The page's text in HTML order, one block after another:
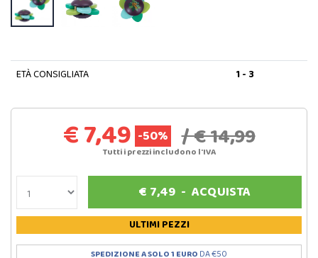
ETÀ CONSIGLIATA 1 - 3
€ 7,49 -50% / € 14,99
Tutti i prezzi includono l'IVA
€ 7,49 -ACQUISTA
ULTIMI PEZZI
SPEDIZIONE A SOLO 1 EURO DA €50